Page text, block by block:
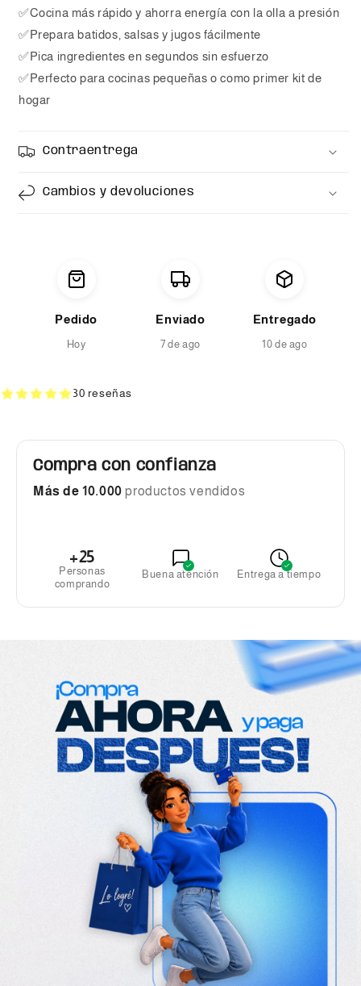
✅Cocina más rápido y ahorra energía con la olla a presión
✅Prepara batidos, salsas y jugos fácilmente
✅Pica ingredientes en segundos sin esfuerzo
✅Perfecto para cocinas pequeñas o como primer kit de
hogar
Contraentrega
Cambios y devoluciones
Pedido
Hoy
Enviado
7 de ago
Entregado
10 de ago
30 reseñas
Compra con confianza
Más de 10.000 productos vendidos
+25
Personas
comprando
Buena atención Entrega a tiempo